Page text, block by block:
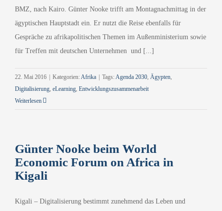
BMZ, nach Kairo. Günter Nooke trifft am Montagnachmittag in der
ägyptischen Hauptstadt ein. Er nutzt die Reise ebenfalls für
Gespräche zu afrikapolitischen Themen im Außenministerium sowie
für Treffen mit deutschen Unternehmen und [...]
22. Mai 2016 Kategorien:Afrika Tags:Agenda 2030, Ägypten,
Digitalisierung, eLearning, Entwicklungszusammenarbeit
Weiterlesen
Günter Nooke beim World
Economic Forum on Africa in
Kigali
Kigali – Digitalisierung bestimmt zunehmend das Leben und